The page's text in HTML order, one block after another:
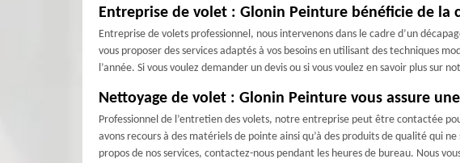
Entreprise de volet : Glonin Peinture bénéficie de la
Entreprise de volets professionnel, nous intervenons dans le cadre d’un
vous proposer des services adaptés à vos besoins en utilisant des techniques
l’année. Si vous voulez demander un devis ou si vous voulez en savoir plus sur
Nettoyage de volet : Glonin Peinture vous assure
Professionnel de l’entretien des volets, notre entreprise peut être contactée
avons recours à des matériels de pointe ainsi qu’à des produits de qualité qui
propos de nos services, contactez-nous pendant les heures de bureau. Nous